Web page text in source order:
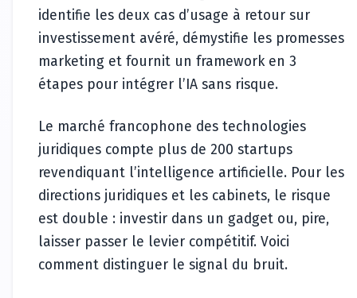
identifie les deux cas d’usage à retour sur
investissement avéré, démystifie les promesses
marketing et fournit un framework en 3
étapes pour intégrer l’IA sans risque.
Le marché francophone des technologies
juridiques compte plus de 200 startups
revendiquant l’intelligence artificielle. Pour les
directions juridiques et les cabinets, le risque
est double : investir dans un gadget ou, pire,
laisser passer le levier compétitif. Voici
comment distinguer le signal du bruit.